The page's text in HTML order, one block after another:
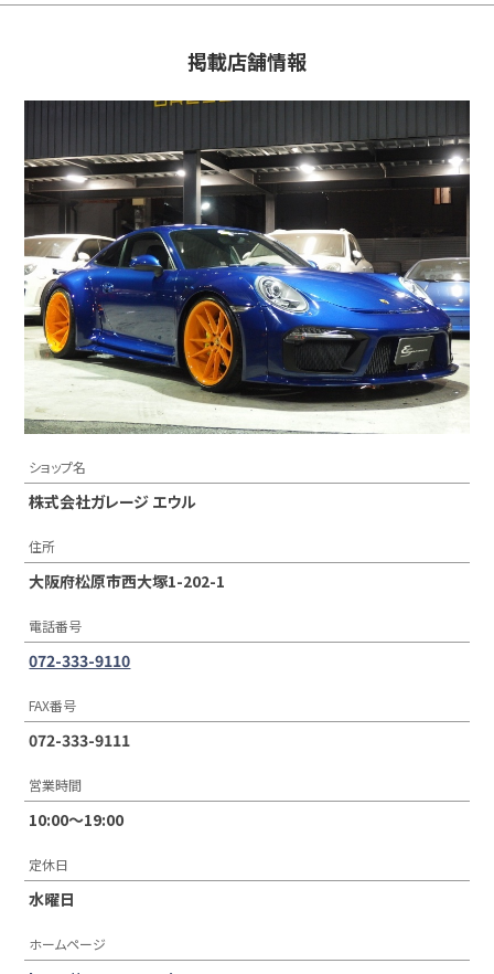
掲載店舗情報
ショップ名
株式会社ガレージ エウル
住所
大阪府松原市西大塚1-202-1
電話番号
072-333-9110
FAX番号
072-333-9111
営業時間
10:00〜19:00
定休日
水曜日
ホームページ